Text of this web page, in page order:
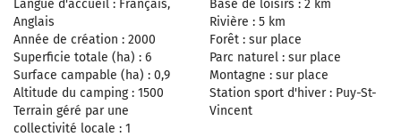
Langue d'accueil : Français,
Anglais
Année de création : 2000
Superficie totale (ha) : 6
Surface campable (ha) : 0,9
Altitude du camping : 1500
Terrain géré par une
collectivité locale : 1
Base de loisirs : 2 km
Rivière : 5 km
Forêt : sur place
Parc naturel : sur place
Montagne : sur place
Station sport d'hiver : Puy-St-
Vincent